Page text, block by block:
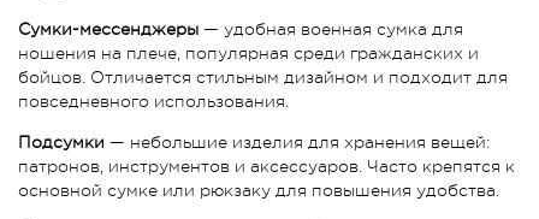
Сумки-мессенджеры — удобная военная сумка для
ношения на плече, популярная среди гражданских и
бойцов. Отличается стильным дизайном и подходит для
повседневного использования.
Подсумки — небольшие изделия для хранения вещей:
патронов, инструментов и аксессуаров. Часто крепятся к
основной сумке или рюкзаку для повышения удобства.